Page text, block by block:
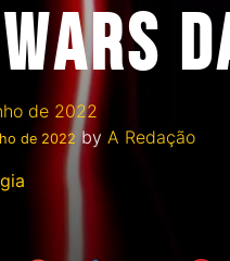
de 2022
de 2022 by A Redação